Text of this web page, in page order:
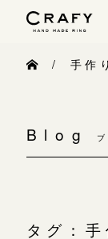
指輪制作の
Blog
手作
手
お
タグ：